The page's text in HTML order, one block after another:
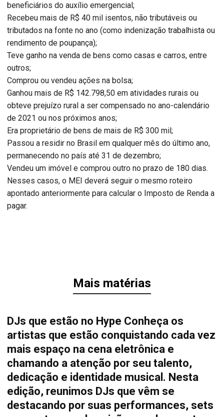
beneficiários do auxílio emergencial;
Recebeu mais de R$ 40 mil isentos, não tributáveis ou
tributados na fonte no ano (como indenização trabalhista ou
rendimento de poupança);
Teve ganho na venda de bens como casas e carros, entre
outros;
Comprou ou vendeu ações na bolsa;
Ganhou mais de R$ 142.798,50 em atividades rurais ou
obteve prejuízo rural a ser compensado no ano-calendário
de 2021 ou nos próximos anos;
Era proprietário de bens de mais de R$ 300 mil;
Passou a residir no Brasil em qualquer mês do último ano,
permanecendo no país até 31 de dezembro;
Vendeu um imóvel e comprou outro no prazo de 180 dias.
Nesses casos, o MEI deverá seguir o mesmo roteiro
apontado anteriormente para calcular o Imposto de Renda a
pagar.
Mais matérias
DJs que estão no Hype Conheça os
artistas que estão conquistando cada vez
mais espaço na cena eletrônica e
chamando a atenção por seu talento,
dedicação e identidade musical. Nesta
edição, reunimos DJs que vêm se
destacando por suas performances, sets